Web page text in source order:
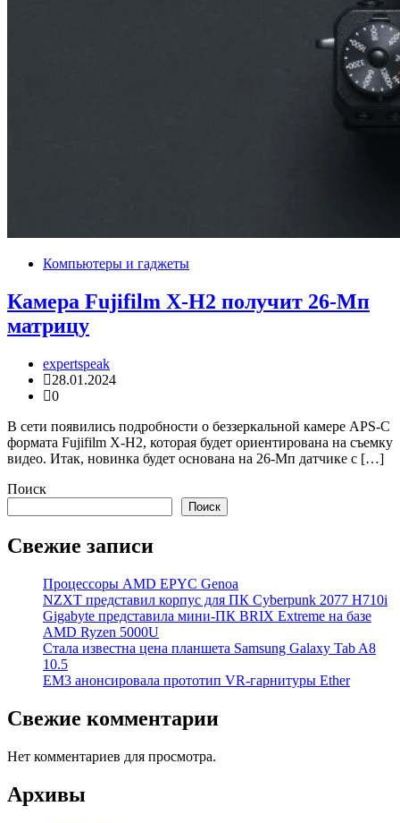
Компьютеры и гаджеты
Камера Fujifilm X-H2 получит 26-Мп
матрицу
expertspeak
28.01.2024
0
В сети появились подробности о беззеркальной камере APS-C
формата Fujifilm X-H2, которая будет ориентирована на съемку
видео. Итак, новинка будет основана на 26-Мп датчике с […]
Поиск
Поиск
Свежие записи
Процессоры AMD EPYC Genoa
NZXT представил корпус для ПК Cyberpunk 2077 H710i
Gigabyte представила мини-ПК BRIX Extreme на базе
AMD Ryzen 5000U
Стала известна цена планшета Samsung Galaxy Tab A8
10.5
EM3 анонсировала прототип VR-гарнитуры Ether
Свежие комментарии
Нет комментариев для просмотра.
Архивы